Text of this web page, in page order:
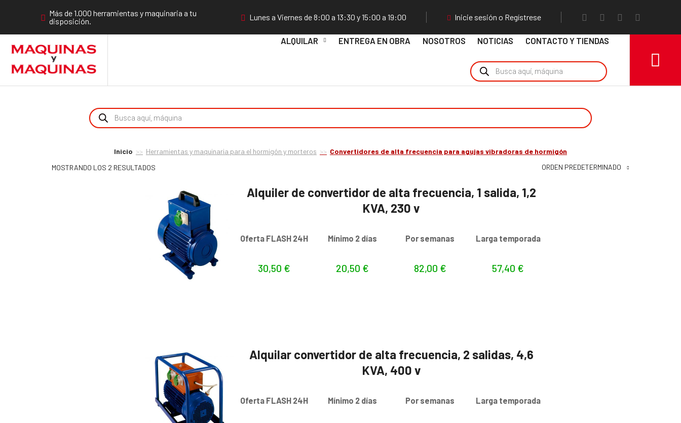
Más de 1.000 herramientas y maquinaria a tu
disposición.
Lunes a Viernes de 8:00 a 13:30 y 15:00 a 19:00 Inicie sesión o Regístrese
ALQUILAR ENTREGA EN OBRA NOSOTROS NOTICIAS CONTACTO Y TIENDAS
Inicio Herramientas y maquinaria para el hormigón y morteros
Convertidores de alta frecuencia para agujas vibradoras de hormigón
MOSTRANDO LOS 2 RESULTADOS
ORDEN PREDETERMINADO
Alquiler de convertidor de alta frecuencia, 1 salida, 1,2
KVA, 230 v
Oferta FLASH 24H
30,50 €
Mínimo 2 días
20,50 €
Por semanas
82,00 €
Larga temporada
57,40 €
Alquilar convertidor de alta frecuencia, 2 salidas, 4,6
KVA, 400 v
Oferta FLASH 24H Mínimo 2 días Por semanas Larga temporada